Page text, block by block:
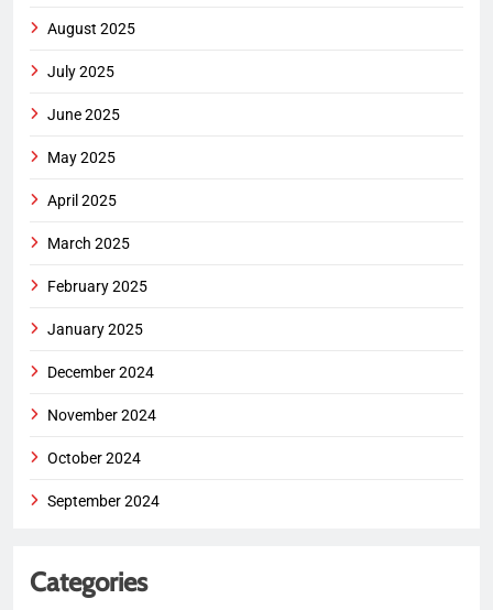
August 2025
July 2025
June 2025
May 2025
April 2025
March 2025
February 2025
January 2025
December 2024
November 2024
October 2024
September 2024
Categories